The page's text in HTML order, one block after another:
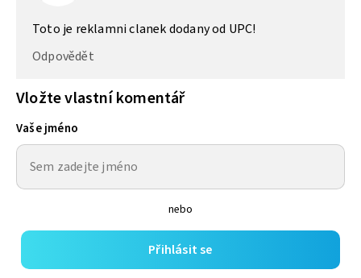
Toto je reklamni clanek dodany od UPC!
Odpovědět
Vložte vlastní komentář
Vaše jméno
nebo
Přihlásit se